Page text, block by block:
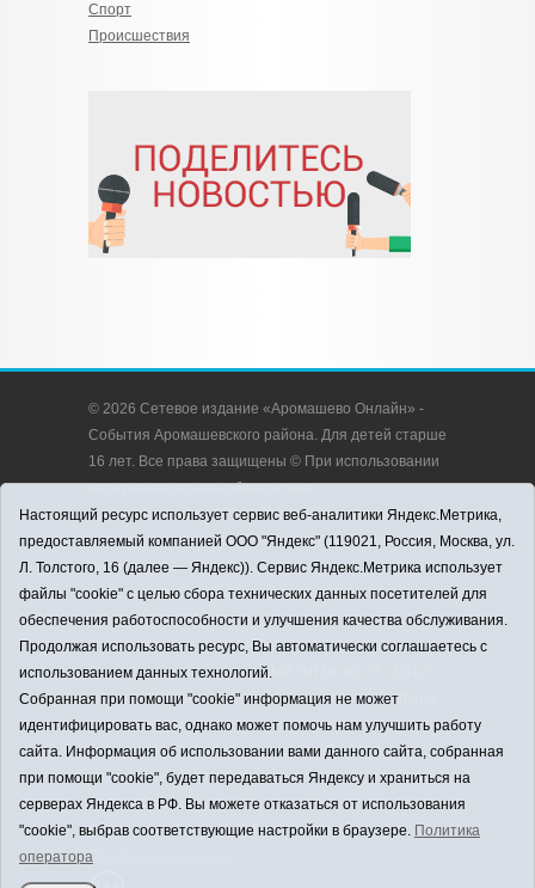
Спорт
Происшествия
© 2026 Сетевое издание «Аромашево Онлайн» -
События Аромашевского района. Для детей старше
16 лет. Все права защищены © При использовании
материалов ссылка обязательна.
Адрес редакции: 627350, Россия, Тюменская
область, Аромашевский район, с. Аромашево, ул.
Кирова, д. 13.
Адрес электронной почты редакции:
strudu72@obl72.ru
Телефон редакции: 8 (34545) 2-30-58
Регистрационный номер СМИ ЭЛ № ФС 77 - 65176
выдано Федеральной службой по надзору в сфере
связи, информационных технологий и массовых
коммуникаций (Роскомнадзор) 28.03.2016 г.
Учредитель: АНО «Информационно-издательский
центр «Слава труду».
Главный редактор: А.Н. Барабанщиков
Политика оператора
Настоящий ресурс использует сервис веб-аналитики Яндекс.Метрика,
предоставляемый компанией ООО "Яндекс" (119021, Россия, Москва, ул.
Л. Толстого, 16 (далее — Яндекс)). Сервис Яндекс.Метрика использует
файлы "cookie" с целью сбора технических данных посетителей для
обеспечения работоспособности и улучшения качества обслуживания.
Продолжая использовать ресурс, Вы автоматически соглашаетесь с
использованием данных технологий.
Собранная при помощи "cookie" информация не может
идентифицировать вас, однако может помочь нам улучшить работу
сайта. Информация об использовании вами данного сайта, собранная
при помощи "cookie", будет передаваться Яндексу и храниться на
серверах Яндекса в РФ. Вы можете отказаться от использования
"cookie", выбрав соответствующие настройки в браузере. Политика
оператора